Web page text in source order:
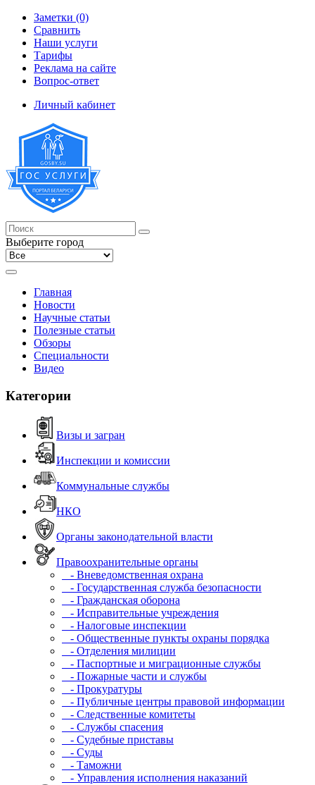
Заметки (0)
Сравнить
Наши услуги
Тарифы
Реклама на сайте
Вопрос-ответ
Личный кабинет
Выберите город
Главная
Новости
Научные статьи
Полезные статьи
Обзоры
Специальности
Видео
Категории
Визы и загран
Инспекции и комиссии
Коммунальные службы
НКО
Органы законодательной власти
Правоохранительные органы
- Вневедомственная охрана
- Государственная служба безопасности
- Гражданская оборона
- Исправительные учреждения
- Налоговые инспекции
- Общественные пункты охраны порядка
- Отделения милиции
- Паспортные и миграционные службы
- Пожарные части и службы
- Прокуратуры
- Публичные центры правовой информации
- Следственные комитеты
- Службы спасения
- Судебные приставы
- Суды
- Таможни
- Управления исполнения наказаний